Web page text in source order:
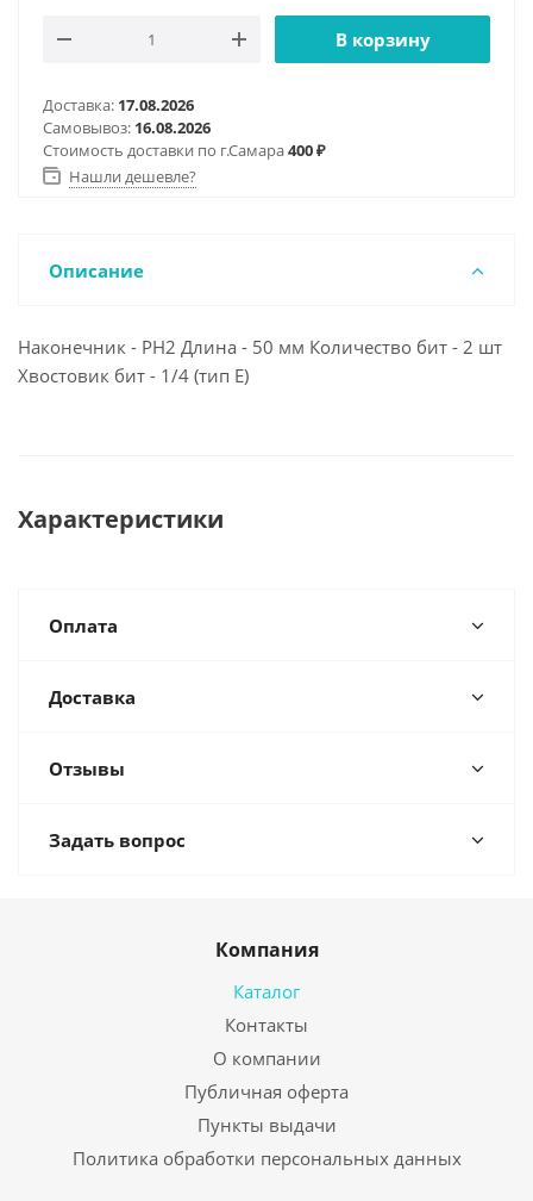
В корзину
Доставка: 17.08.2026
Самовывоз: 16.08.2026
Стоимость доставки по г.Самара400 ₽
Нашли дешевле?
Описание
Наконечник - PH2 Длина - 50 мм Количество бит - 2 шт
Хвостовик бит - 1/4 (тип Е)
Характеристики
Оплата
Доставка
Отзывы
Задать вопрос
Компания
Каталог
Контакты
О компании
Публичная оферта
Пункты выдачи
Политика обработки персональных данных